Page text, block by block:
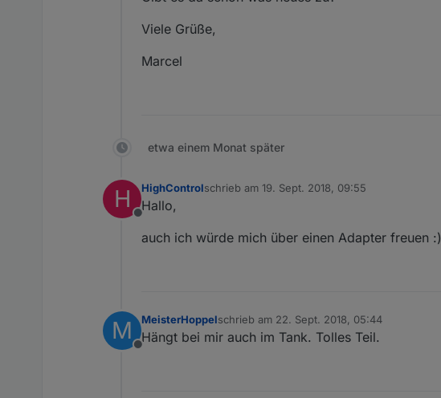
Viele Grüße,
Marcel
etwa einem Monat später
H
Offline
HighControlschrieb am 19. Sept. 2018, 09:55
zuletzt editiert von
Hallo,
auch ich würde mich über einen Adapter freuen :)
M
Offline
MeisterHoppelschrieb am 22. Sept. 2018, 05:44
zuletzt editiert von
Hängt bei mir auch im Tank. Tolles Teil.